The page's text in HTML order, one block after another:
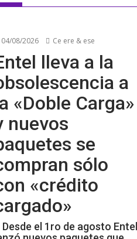
04/08/2026 Ce ere & ese
lleva a la
a
«Doble Carga»
nuevos
se
sólo
«crédito
Desde el 1ro de agosto Entel